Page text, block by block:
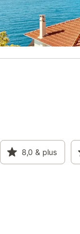
8,0 & plus